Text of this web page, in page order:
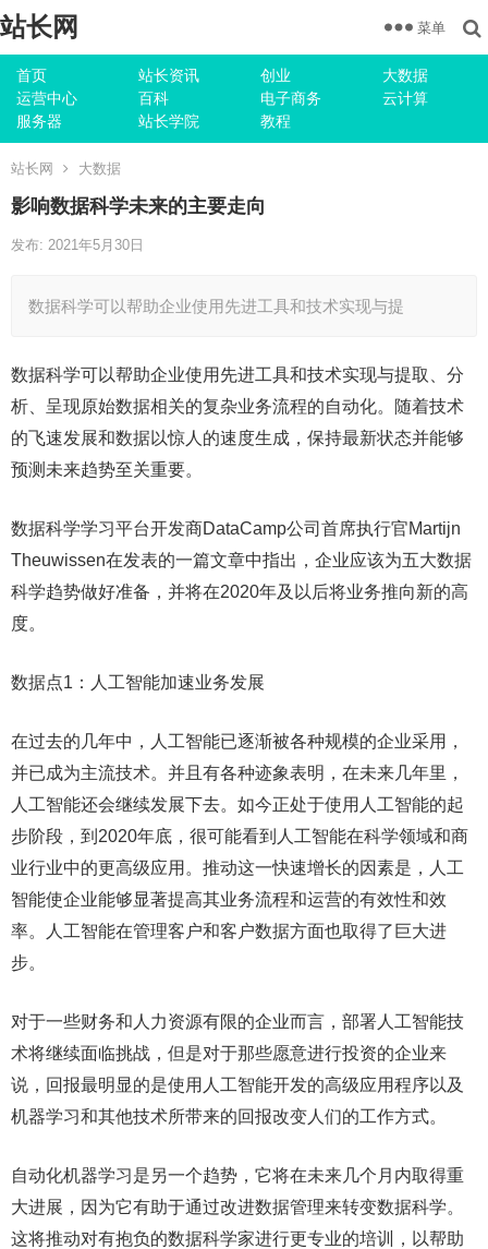
站长网
首页 站长资讯 创业
大数据
运营中心
百科 电子商务
云计算
服务器
站长学院 教程
菜单
站长网 大数据
影响数据科学未来的主要走向
发布: 2021年5月30日
数据科学可以帮助企业使用先进工具和技术实现与提
数据科学可以帮助企业使用先进工具和技术实现与提取、分
析、呈现原始数据相关的复杂业务流程的自动化。随着技术
的飞速发展和数据以惊人的速度生成，保持最新状态并能够
预测未来趋势至关重要。
数据科学学习平台开发商DataCamp公司首席执行官Martijn
Theuwissen在发表的一篇文章中指出，企业应该为五大数据
科学趋势做好准备，并将在2020年及以后将业务推向新的高
度。
数据点1：人工智能加速业务发展
在过去的几年中，人工智能已逐渐被各种规模的企业采用，
并已成为主流技术。并且有各种迹象表明，在未来几年里，
人工智能还会继续发展下去。如今正处于使用人工智能的起
步阶段，到2020年底，很可能看到人工智能在科学领域和商
业行业中的更高级应用。推动这一快速增长的因素是，人工
智能使企业能够显著提高其业务流程和运营的有效性和效
率。人工智能在管理客户和客户数据方面也取得了巨大进
步。
对于一些财务和人力资源有限的企业而言，部署人工智能技
术将继续面临挑战，但是对于那些愿意进行投资的企业来
说，回报最明显的是使用人工智能开发的高级应用程序以及
机器学习和其他技术所带来的回报改变人们的工作方式。
自动化机器学习是另一个趋势，它将在未来几个月内取得重
大进展，因为它有助于通过改进数据管理来转变数据科学。
这将推动对有抱负的数据科学家进行更专业的培训，以帮助